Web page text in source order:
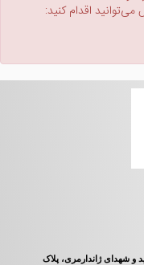
اقدام کنید:
و شهدای ژاندارمری، پلاک